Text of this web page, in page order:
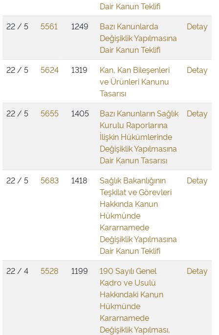
Dair Kanun Teklifi
22 / 5 5561 1249
Bazı Kanunlarda
Değişiklik Yapılmasına
Dair Kanun Teklifi
Detay
22 / 5 5624 1319
Kan, Kan Bileşenleri
ve Ürünleri Kanunu
Tasarısı
Detay
22 / 5 5655 1405
Bazı Kanunların Sağlık
Kurulu Raporlarına
İlişkin Hükümlerinde
Değişiklik Yapılmasına
Dair Kanun Tasarısı
Detay
22 / 5 5683 1418
Sağlık Bakanlığının
Teşkilat ve Görevleri
Hakkında Kanun
Hükmünde
Kararnamede
Değişiklik Yapılmasına
Dair Kanun Teklifi
Detay
22 / 4 5528 1199
190 Sayılı Genel
Kadro ve Usulü
Hakkındaki Kanun
Hükmünde
Kararnamede
Değişiklik Yapılması,
Detay